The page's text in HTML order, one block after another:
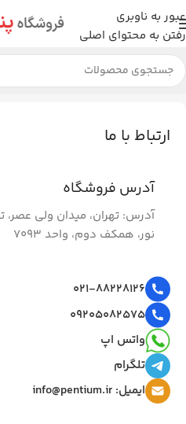
عبور به ناوبری
رفتن به محتوای اصلی
ارتباط با ما
آدرس فروشگاه
آدرس: تهران، میدان ولی عصر،
نور، همکف دوم، واحد 7093
021-88228126
09205082575
واتس اپ
تلگرام
ایمیل: info@pentium.ir